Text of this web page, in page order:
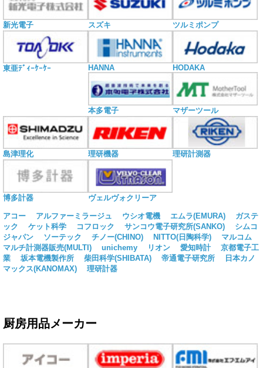
新光電子 スズキ ツルミポンプ
東亜ﾃﾞｨｰｹｰｹｰ HANNA HODAKA
本多電子 マザーツール
島津理化 理研機器 理研計測器
博多計器 ヴェルヴォクリーア
アコー アルファーミラージュ ウシオ電機 エムラ(EMURA)
ガステ
ック
ケット科学 コフロック サンコウ電子研究所(SANKO)
シムコ
ジャパン
ソーテック チノー(CHINO) NITTO(日陶科学)
マルコム
マルチ計測器販売(MULTI)
unichemy リオン 愛知時計
京都電子工
業
坂本電機製作所 柴田科学(SHIBATA) 帝通電子研究所
日本カノ
マックス(KANOMAX)
理研計器
厨房用品メーカー